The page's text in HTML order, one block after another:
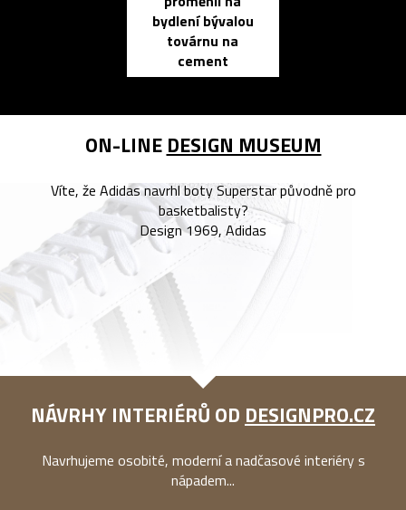
bydlení bývalou
továrnu na
cement
ON-LINE DESIGN MUSEUM
Víte, že Adidas navrhl boty Superstar původně pro
basketbalisty?
Design 1969, Adidas
NÁVRHY INTERIÉRŮ OD DESIGNPRO.CZ
Navrhujeme osobité, moderní a nadčasové interiéry s
nápadem...